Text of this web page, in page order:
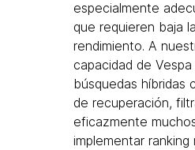
especialmente
que requieren baja
rendimiento. A
capacidad de
búsquedas híbridas
de recuperación,
eficazmente
implementar